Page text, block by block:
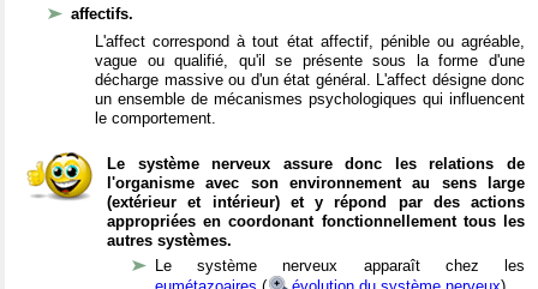
affectifs.
L'affect correspond à tout état affectif, pénible ou agréable,
vague ou qualifié, qu'il se présente sous la forme d'une
décharge massive ou d'un état général. L'affect désigne donc
un ensemble de mécanismes psychologiques qui influencent
le comportement.
Le système nerveux assure donc les relations de
l'organisme avec son environnement au sens large
(extérieur et intérieur) et y répond par des actions
appropriées en coordonant fonctionnellement tous les
autres systèmes.
Le système nerveux apparaît chez les